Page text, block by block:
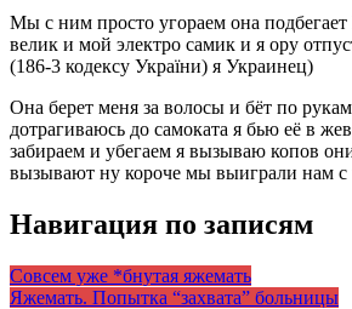
Мы с ним просто угораем она подбегает
велик и мой электро самик и я ору
(186-3 кодексу України) я Украинец)
Она берет меня за волосы и бёт по рукам
дотрагиваюсь до самоката я бью её в
забираем и убегаем я вызываю копов
вызывают ну короче мы выиграли нам с
Навигация по записям
Совсем уже *бнутая яжемать
Яжемать. Попытка “захвата” больницы